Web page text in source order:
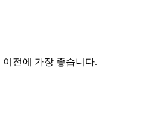
이전에 가장 좋습니다.